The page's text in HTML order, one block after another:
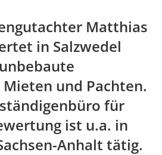
Matthias
in Salzwedel
und Pachten.
für
ist u.a. in
Anhalt tätig.